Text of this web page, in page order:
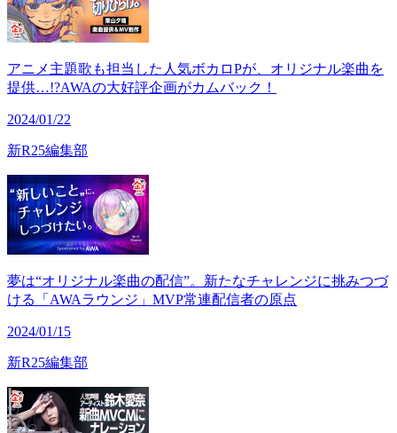
アニメ主題歌も担当した人気ボカロPが、オリジナル楽曲を
提供…!?AWAの大好評企画がカムバック！
2024/01/22
新R25編集部
夢は“オリジナル楽曲の配信”。新たなチャレンジに挑みつづ
ける「AWAラウンジ」MVP常連配信者の原点
2024/01/15
新R25編集部